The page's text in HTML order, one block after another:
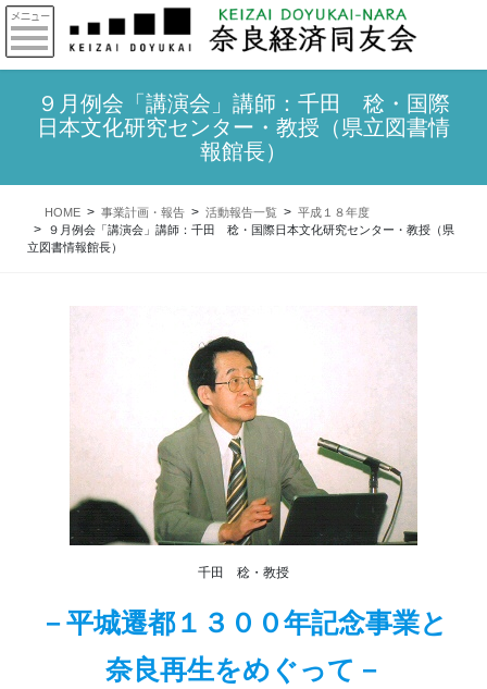
９月例会「講演会」講師：千田 稔・国際
日本文化研究センター・教授（県立図書情
報館長）
HOME 事業計画・報告 活動報告一覧
平成１８年度
９月例会「講演会」講師：千田 稔・国際日本文化研究センター・教授（県
立図書情報館長）
千田 稔・教授
－平城遷都１３００年記念事業と
奈良再生をめぐって－